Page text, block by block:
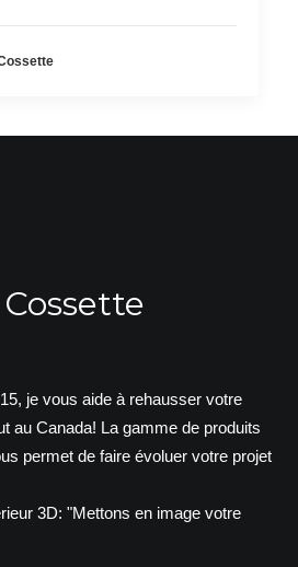
je vous aide à rehausser votre
au Canada! La gamme de produits
permet de faire évoluer votre projet
3D: "Mettons en image votre